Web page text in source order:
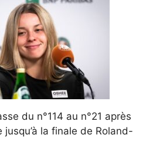
du n°114 au n°21 après
la finale de Roland-